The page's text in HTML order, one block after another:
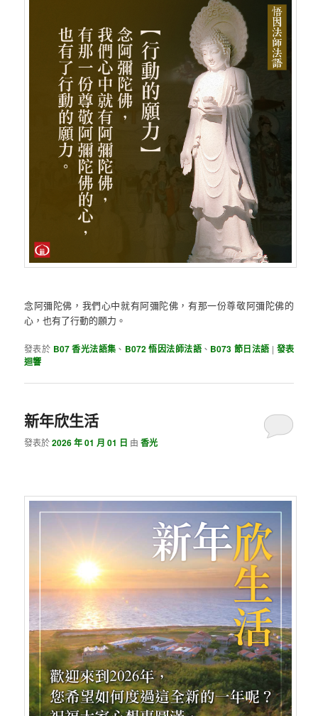
念阿彌陀佛，我們心中就有阿彌陀佛，有那一份尊敬阿彌陀佛的
心，也有了行動的願力。
發表於 B07 香光法語集 、 B072 悟因法師法語 、 B073 節日法語 | 發表
迴響
新年欣生活
發表於2026 年 01 月 01 日 由香光